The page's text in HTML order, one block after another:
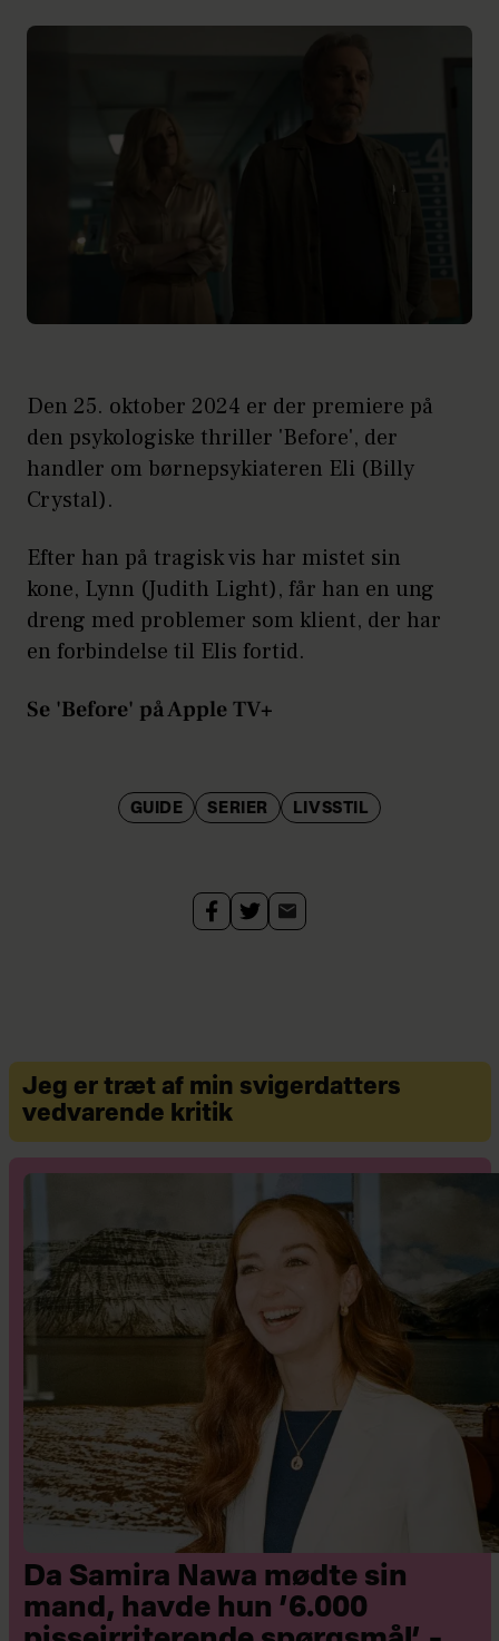
Den 25. oktober 2024 er der premiere på
den psykologiske thriller 'Before', der
handler om børnepsykiateren Eli (Billy
Crystal).
Efter han på tragisk vis har mistet sin
kone, Lynn (Judith Light), får han en ung
dreng med problemer som klient, der har
en forbindelse til Elis fortid.
Se 'Before' på Apple TV+
GUIDE SERIER LIVSSTIL
Jeg er træt af min svigerdatters
vedvarende kritik
Da Samira Nawa mødte sin
mand, havde hun ’6.000